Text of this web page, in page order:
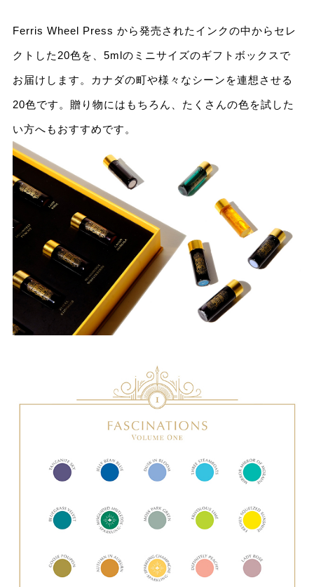
Ferris Wheel Press から発売されたインクの中からセレ
クトした20⾊を、5mlのミニサイズのギフトボックスで
お届けします。カナダの町や様々なシーンを連想させる
20⾊です。贈り物にはもちろん、たくさんの⾊を試した
い⽅へもおすすめです。